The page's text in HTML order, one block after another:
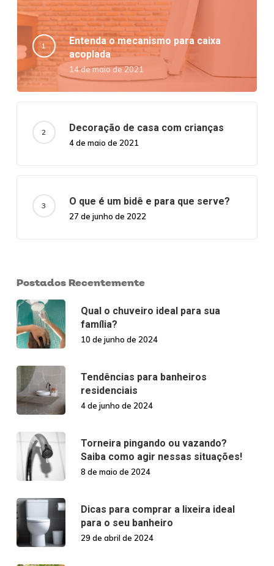
Entenda o mecanismo para caixa
acoplada
14 de maio de 2021
Decoração de casa com crianças
4 de maio de 2021
O que é um bidê e para que serve?
27 de junho de 2022
Postados Recentemente
Qual o chuveiro ideal para sua
família?
10 de junho de 2024
Tendências para banheiros
residenciais
4 de junho de 2024
Torneira pingando ou vazando?
Saiba como agir nessas situações!
8 de maio de 2024
Dicas para comprar a lixeira ideal
para o seu banheiro
29 de abril de 2024